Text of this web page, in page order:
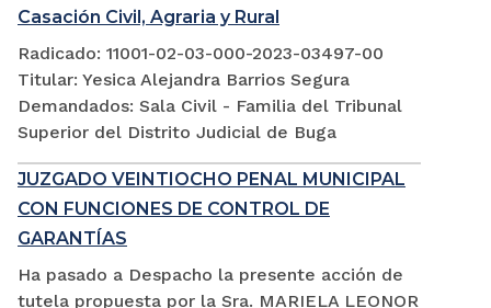
Casación Civil, Agraria y Rural
Radicado: 11001-02-03-000-2023-03497-00
Titular: Yesica Alejandra Barrios Segura
Demandados: Sala Civil - Familia del Tribunal
Superior del Distrito Judicial de Buga
JUZGADO VEINTIOCHO PENAL MUNICIPAL
CON FUNCIONES DE CONTROL DE
GARANTÍAS
Ha pasado a Despacho la presente acción de
tutela propuesta por la Sra. MARIELA LEONOR